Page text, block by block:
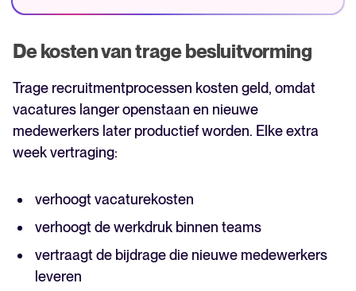
De kosten van trage besluitvorming
Trage recruitmentprocessen kosten geld, omdat
vacatures langer openstaan en nieuwe
medewerkers later productief worden. Elke extra
week vertraging:
verhoogt vacaturekosten
verhoogt de werkdruk binnen teams
vertraagt de bijdrage die nieuwe medewerkers
leveren